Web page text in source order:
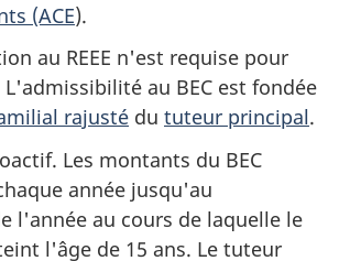
(ACE).
au REEE n'est requise pour
L'admissibilité au BEC est fondée
rajusté du tuteur principal.
Les montants du BEC
année jusqu'au
l'année au cours de laquelle le
l'âge de 15 ans. Le tuteur